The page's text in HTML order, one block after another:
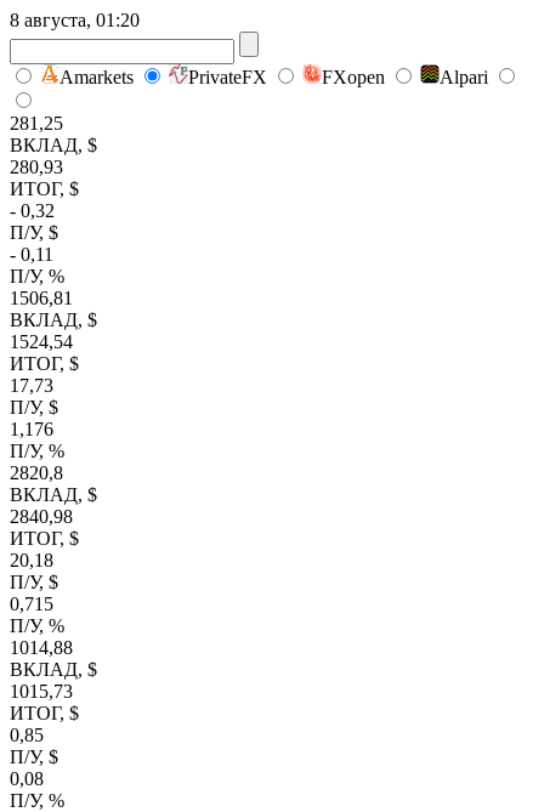
8 августа, 01:20
Amarkets PrivateFX FXopen Alpari
281,25
ВКЛАД, $
280,93
ИТОГ, $
- 0,32
П/У, $
- 0,11
П/У, %
1506,81
ВКЛАД, $
1524,54
ИТОГ, $
17,73
П/У, $
1,176
П/У, %
2820,8
ВКЛАД, $
2840,98
ИТОГ, $
20,18
П/У, $
0,715
П/У, %
1014,88
ВКЛАД, $
1015,73
ИТОГ, $
0,85
П/У, $
0,08
П/У, %